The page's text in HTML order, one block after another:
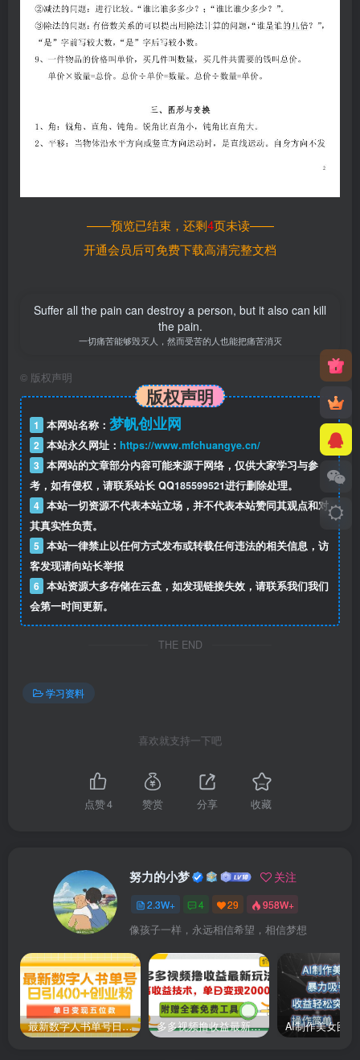
——预览已结束，还剩4页未读——
开通会员后可免费下载高清完整文档
Suffer all the pain can destroy a person, but it also can kill
the pain.
一切痛苦能够毁灭人，然而受苦的人也能把痛苦消灭
© 版权声明
版权声明
1 本网站名称： 梦帆创业网
2 本站永久网址： https://www.mfchuangye.cn/
3 本网站的文章部分内容可能来源于网络，仅供大家学习与参
考，如有侵权，请联系站长 QQ185599521进行删除处理。
4 本站一切资源不代表本站立场，并不代表本站赞同其观点和对
其真实性负责。
5 本站一律禁止以任何方式发布或转载任何违法的相关信息，访
客发现请向站长举报
6 本站资源大多存储在云盘，如发现链接失效，请联系我们我们
会第一时间更新。
THE END
学习资料
喜欢就支持一下吧
点赞4 赞赏 分享 收藏
努力的小梦 关注
2.3W+ 4 29 958W+
像孩子一样，永远相信希望，相信梦想
最新数字人书单号日400+创业粉，单日变现五位数，市面卖5980附软件和详… 多多视频撸收益最新玩法，高收益技术，单日变现2000+，附赠全套技术资料